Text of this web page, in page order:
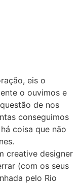
eis o
o ouvimos e
de nos
conseguimos
coisa que não
creative designer
(com os seus
pelo Rio